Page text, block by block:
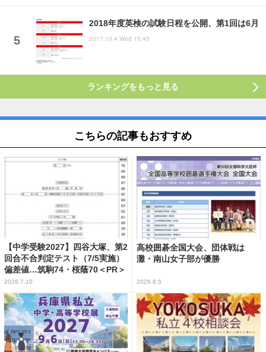
2018年度英検の試験日程を公開、第1回は6月
2017.10.4 Wed 15:45
ランキングをもっと見る
こちらの記事もおすすめ
【中学受験2027】四谷大塚、第2
回合不合判定テスト（7/5実施）
偏差値…筑駒74・桜蔭70＜PR＞
2026.7.10
高校囲碁全国大会、団体戦は
灘・南山女子部が優勝
2026.8.5